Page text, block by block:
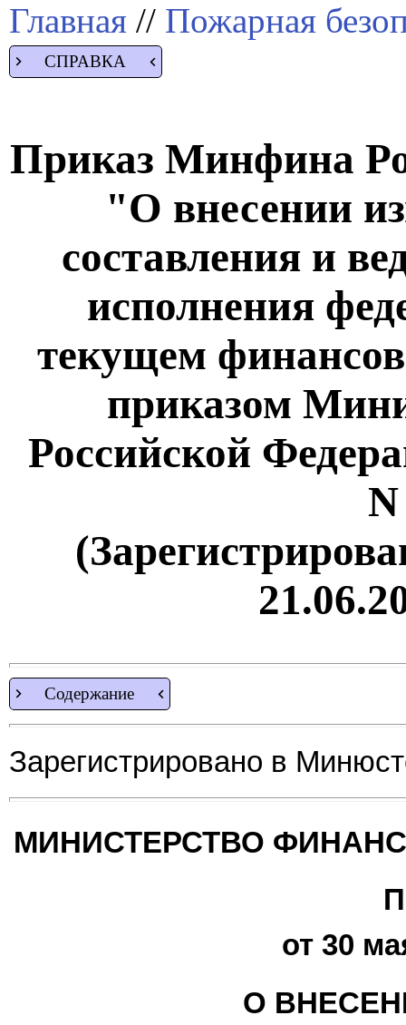
Главная // Пожарная
СПРАВКА
Приказ Минфина
"О внесении
составления и
исполнения
текущем
приказом
Российской
Содержание
Зарегистрировано в
МИНИСТЕРСТВО
от 30
О